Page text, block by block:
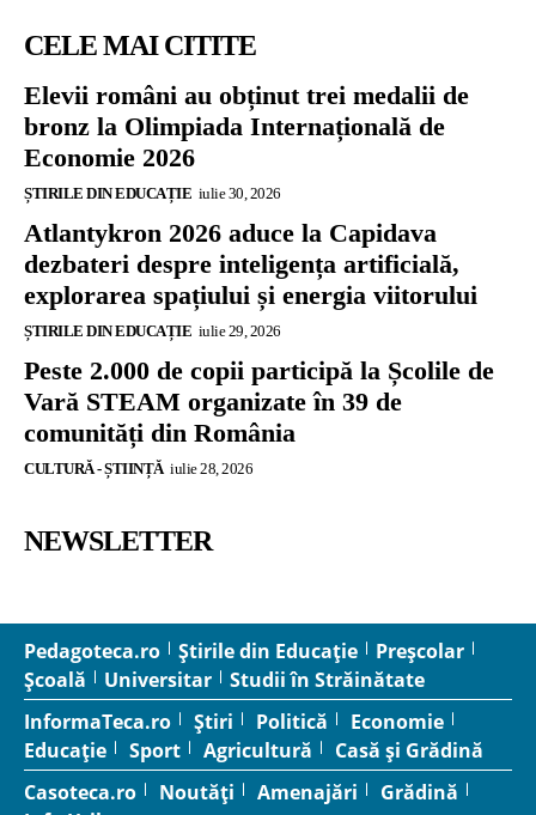
CELE MAI CITITE
Elevii români au obținut trei medalii de
bronz la Olimpiada Internațională de
Economie 2026
ȘTIRILE DIN EDUCAȚIE iulie 30, 2026
Atlantykron 2026 aduce la Capidava
dezbateri despre inteligența artificială,
explorarea spațiului și energia viitorului
ȘTIRILE DIN EDUCAȚIE iulie 29, 2026
Peste 2.000 de copii participă la Școlile de
Vară STEAM organizate în 39 de
comunități din România
CULTURĂ - ȘTIINȚĂ iulie 28, 2026
NEWSLETTER
Pedagoteca.ro Știrile din Educație
Preșcolar
Școală
Universitar
Studii în Străinătate
InformaTeca.ro
Știri Politică
Economie
Educație
Sport Agricultură
Casă și Grădină
Casoteca.ro
Noutăți Amenajări
Grădină